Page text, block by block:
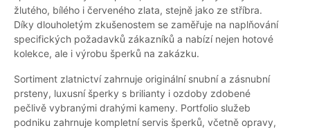
žlutého, bílého i červeného zlata, stejně jako ze stříbra.
Díky dlouholetým zkušenostem se zaměřuje na naplňování
specifických požadavků zákazníků a nabízí nejen hotové
kolekce, ale i výrobu šperků na zakázku.
Sortiment zlatnictví zahrnuje originální snubní a zásnubní
prsteny, luxusní šperky s brilianty i ozdoby zdobené
pečlivě vybranými drahými kameny. Portfolio služeb
podniku zahrnuje kompletní servis šperků, včetně opravy,